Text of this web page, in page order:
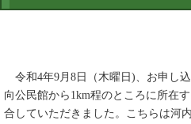
令和4年9月8日（木曜日)、お申し
向公民館から1km程のところに所在す
合していただきました。こちらは河